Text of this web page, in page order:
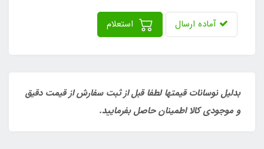
آماده ارسال استعلام
بدلیل نوسانات قیمتها لطفا قبل از ثبت سفارش از قیمت دقیق
و موجودی کالا اطمینان حاصل بفرمایید.